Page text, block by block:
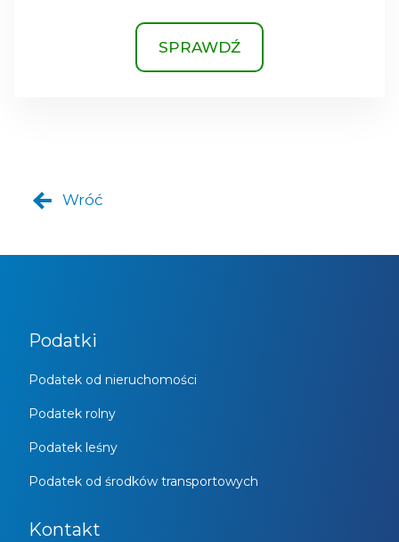
SPRAWDŹ
Wróć
Podatki
Podatek od nieruchomości
Podatek rolny
Podatek leśny
Podatek od środków transportowych
Kontakt